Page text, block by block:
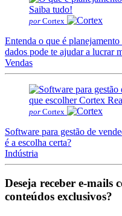
por Cortex
Entenda o que é
dados pode te ajudar a lucrar
Vendas
por Cortex
Software para gestão de
é a escolha certa?
Indústria
Deseja receber e-mails
conteúdos exclusivos?